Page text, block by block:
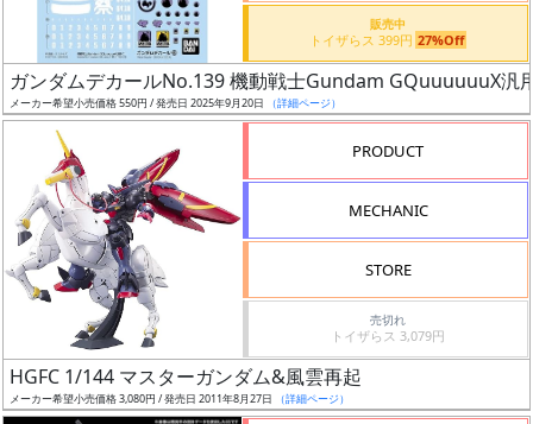
売
切
開
始
前
抽
選
中
販売中
トイザらス 399円 27%Off
ガンダムデカールNo.139 機動戦士Gundam GQuuuuuuX汎
メーカー希望小売価格 550円 / 発売日 2025年9月20日 （詳細ページ）
PRODUCT
MECHANIC
STORE
売切れ
トイザらス 3,079円
HGFC 1/144 マスターガンダム&風雲再起
メーカー希望小売価格 3,080円 / 発売日 2011年8月27日 （詳細ページ）